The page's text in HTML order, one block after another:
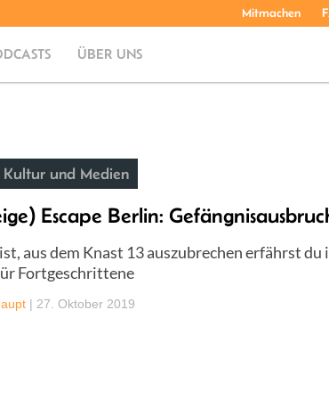
Mitmachen
ÜBER UNS
Kultur und Medien
Escape Berlin:
aus dem Knast 13 auszubrechen erfährst du
Fortgeschrittene
| 27. Oktober 2019